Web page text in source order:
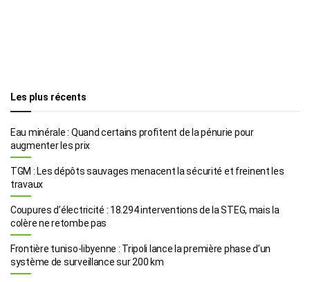
Les plus récents
Eau minérale : Quand certains profitent de la pénurie pour
augmenter les prix
TGM : Les dépôts sauvages menacent la sécurité et freinent les
travaux
Coupures d’électricité : 18.294 interventions de la STEG, mais la
colère ne retombe pas
Frontière tuniso-libyenne : Tripoli lance la première phase d’un
système de surveillance sur 200 km